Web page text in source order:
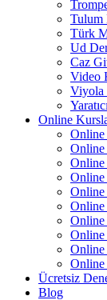
Tulum
Türk
Ud
Caz
Video
Viyola
Online
Online
Online
Online
Online
Online
Online
Online
Online
Ücretsiz
Blog